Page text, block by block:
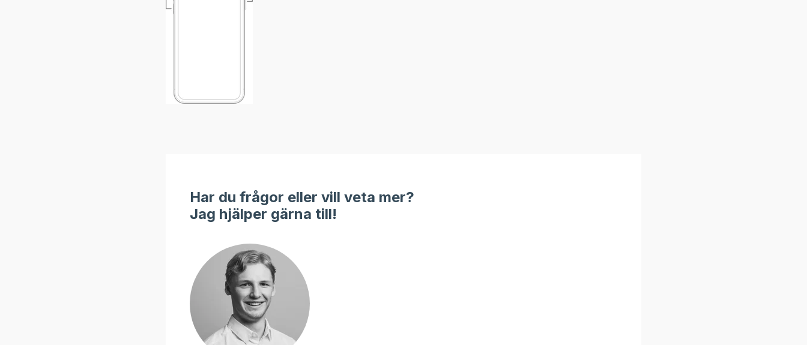
Har du frågor eller vill veta mer?
Jag hjälper gärna till!